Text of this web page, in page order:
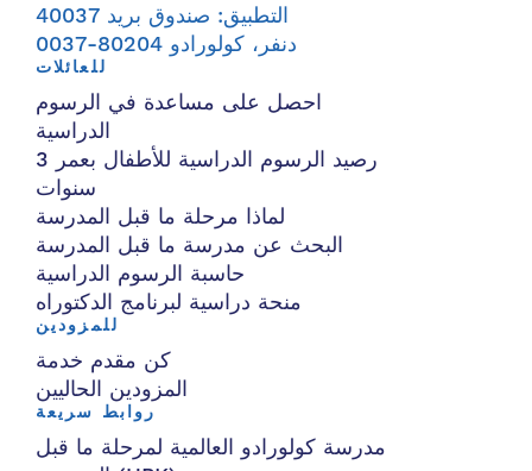
التطبيق: صندوق بريد 40037
دنفر، كولورادو 80204-0037
للعائلات
احصل على مساعدة في الرسوم
الدراسية
رصيد الرسوم الدراسية للأطفال بعمر 3
سنوات
لماذا مرحلة ما قبل المدرسة
البحث عن مدرسة ما قبل المدرسة
حاسبة الرسوم الدراسية
منحة دراسية لبرنامج الدكتوراه
للمزودين
كن مقدم خدمة
المزودين الحاليين
روابط سريعة
مدرسة كولورادو العالمية لمرحلة ما قبل